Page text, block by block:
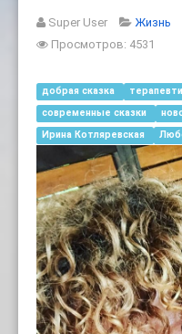
Super User Жизнь
Просмотров: 4531
добрая сказка
современные сказки
Ирина Котляревская